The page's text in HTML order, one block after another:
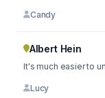
Candy
Albert Hein
It's much easier to
Lucy